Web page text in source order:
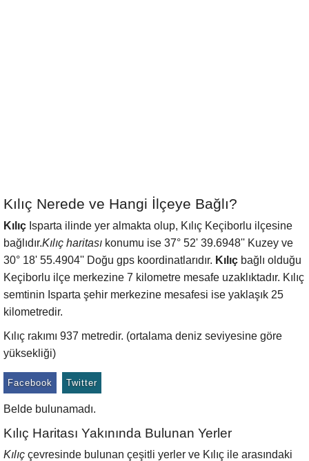
Kılıç Nerede ve Hangi İlçeye Bağlı?
Kılıç Isparta ilinde yer almakta olup, Kılıç Keçiborlu ilçesine
bağlıdır.Kılıç haritası konumu ise 37° 52' 39.6948'' Kuzey ve
30° 18' 55.4904'' Doğu gps koordinatlarıdır. Kılıç bağlı olduğu
Keçiborlu ilçe merkezine 7 kilometre mesafe uzaklıktadır. Kılıç
semtinin Isparta şehir merkezine mesafesi ise yaklaşık 25
kilometredir.
Kılıç rakımı 937 metredir. (ortalama deniz seviyesine göre
yüksekliği)
Facebook Twitter
Belde bulunamadı.
Kılıç Haritası Yakınında Bulunan Yerler
Kılıç çevresinde bulunan çeşitli yerler ve Kılıç ile arasındaki